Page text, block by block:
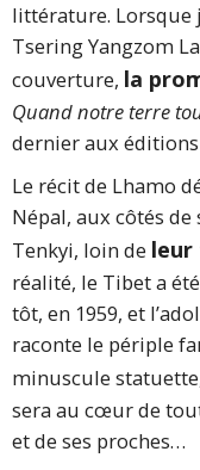
littérature. Lorsque
Tsering Yangzom
couverture, la
Quand notre terre
dernier aux
Le récit de Lhamo
Népal, aux côtés
Tenkyi, loin de
réalité, le Tibet a
tôt, en 1959, et
raconte le périple
minuscule
sera au cœur de
et de ses proches…